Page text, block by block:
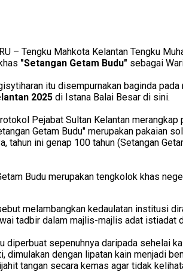
– Tengku Mahkota Kelantan Tengku
"Setangan Getam Budu" sebagai
itu disempurnakan baginda
2025di Istana Balai Besar di sini.
Pejabat Sultan Kelantan
Getam Budu" merupakan pakaian
tahun ini genap 100 tahun (Setangan
Budu merupakan tengkolok khas
melambangkan kedaulatan institusi
tadbir dalam majlis-majlis adat istiadat
diperbuat sepenuhnya daripada sehelai
dimulakan dengan lipatan kain menjadi
tangan secara kemas agar tidak